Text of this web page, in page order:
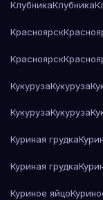
КлубникаКлубника
Красноярск
Красноярск
КукурузаКукуруза
КукурузаКукуруза
Куриная грудка
Куриная грудка
Куриное яйцо